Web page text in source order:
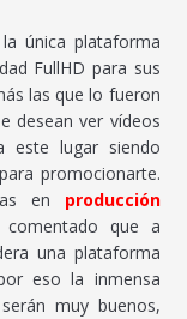
única plataforma
FullHD para sus
las que lo fueron
desean ver vídeos
este lugar siendo
promocionarte.
en producción
que a
una plataforma
eso la inmensa
muy buenos,